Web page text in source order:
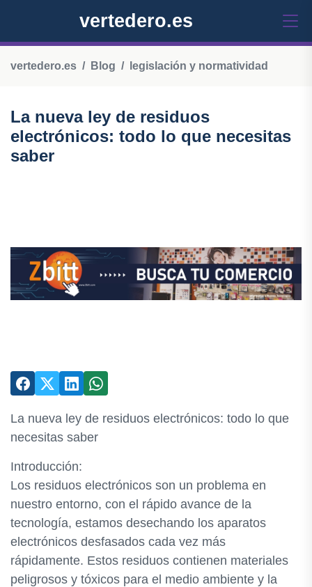
vertedero.es
vertedero.es Blog legislación y normatividad
La nueva ley de residuos
electrónicos: todo lo que necesitas
saber
La nueva ley de residuos electrónicos: todo lo que
necesitas saber
Introducción:
Los residuos electrónicos son un problema en
nuestro entorno, con el rápido avance de la
tecnología, estamos desechando los aparatos
electrónicos desfasados cada vez más
rápidamente. Estos residuos contienen materiales
peligrosos y tóxicos para el medio ambiente y la